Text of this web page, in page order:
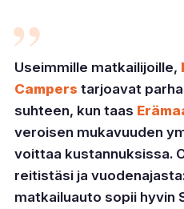
”
Useimmille matkailijoille,
Campers tarjoavat
suhteen, kun taas
veroisen mukavuuden
voittaa kustannuksissa.
reitistäsi ja
matkailuauto sopii hyvin